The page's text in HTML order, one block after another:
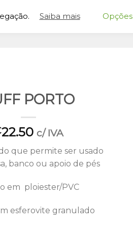
PORTO
22.50 c/ IVA
que permite ser usado
banco ou apoio de pés
em ploiester/PVC
esferovite granulado
Saiba mais Opções